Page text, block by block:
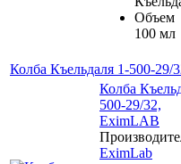
Объем
100 мл
Колба Къельдаля 1-500-
Колба
500-29/32,
EximLAB
EximLab